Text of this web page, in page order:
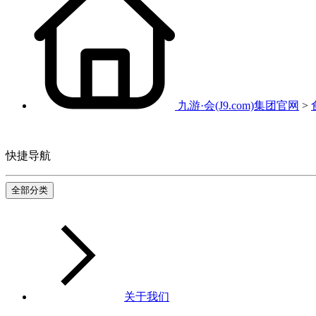
九游·会(J9.com)集团官网 >
快捷导航
全部分类
关于我们